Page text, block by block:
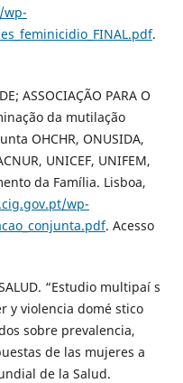
wp-
.
ASSOCIAÇÃO PARA O
da mutilação
OHCHR, ONUSIDA,
UNICEF, UNIFEM,
da Família. Lisboa,
wp-
. Acesso
“Estudio multipaí s
y violencia domé stico
sobre prevalencia,
de las mujeres a
de la Salud.